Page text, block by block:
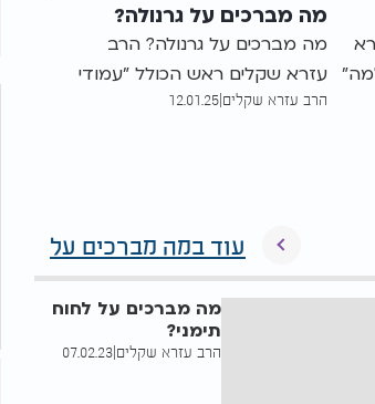
מה מברכים על גרנולה?
מה מברכים על גרנולה? הרב
עזרא שקלים ראש הכולל "עמודי
שלמה" בתל אביב, רב, דיין וחבר
הרב עזרא שקלים|
12.01.25
עוד במה מברכים על
מה מברכים על לחוח
תימני?
הרב עזרא שקלים|
07.02.23